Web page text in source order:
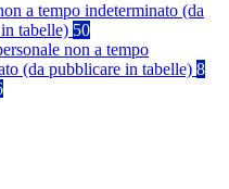
a tempo indeterminato (da
tabelle) 50
non a tempo
(da pubblicare in tabelle) 8